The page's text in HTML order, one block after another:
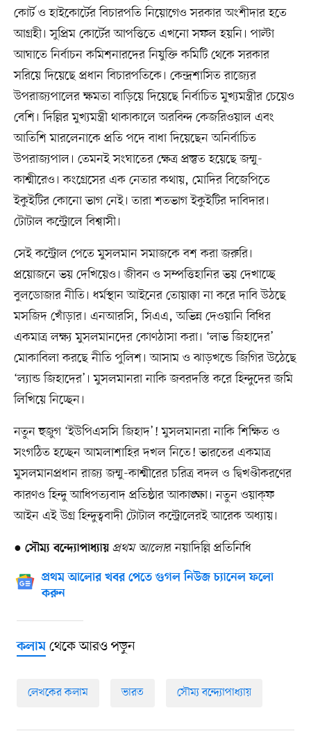
কোর্ট ও হাইকোর্টের বিচারপতি নিয়োগেও সরকার অংশীদার হতে
আগ্রহী। সুপ্রিম কোর্টের আপত্তিতে এখনো সফল হয়নি। পাল্টা
আঘাতে নির্বাচন কমিশনারদের নিযুক্তি কমিটি থেকে সরকার
সরিয়ে দিয়েছে প্রধান বিচারপতিকে। কেন্দ্রশাসিত রাজ্যের
উপরাজ্যপালের ক্ষমতা বাড়িয়ে দিয়েছে নির্বাচিত মুখ্যমন্ত্রীর চেয়েও
বেশি। দিল্লির মুখ্যমন্ত্রী থাকাকালে অরবিন্দ কেজরিওয়াল এবং
আতিশি মারলেনাকে প্রতি পদে বাধা দিয়েছেন অনির্বাচিত
উপরাজ্যপাল। তেমনই সংঘাতের ক্ষেত্র প্রস্তুত হয়েছে জম্মু-
কাশ্মীরেও। কংগ্রেসের এক নেতার কথায়, মোদির বিজেপিতে
ইকুইটির কোনো ভাগ নেই। তারা শতভাগ ইকুইটির দাবিদার।
টোটাল কন্ট্রোলে বিশ্বাসী।
সেই কন্ট্রোল পেতে মুসলমান সমাজকে বশ করা জরুরি।
প্রয়োজনে ভয় দেখিয়েও। জীবন ও সম্পত্তিহানির ভয় দেখাচ্ছে
বুলডোজার নীতি। ধর্মস্থান আইনের তোয়াক্কা না করে দাবি উঠছে
মসজিদ খোঁড়ার। এনআরসি, সিএএ, অভিন্ন দেওয়ানি বিধির
একমাত্র লক্ষ্য মুসলমানদের কোণঠাসা করা। ‘লাভ জিহাদের’
মোকাবিলা করছে নীতি পুলিশ। আসাম ও ঝাড়খন্ডে জিগির উঠেছে
‘ল্যান্ড জিহাদের’। মুসলমানরা নাকি জবরদস্তি করে হিন্দুদের জমি
লিখিয়ে নিচ্ছেন।
নতুন হুজুগ ‘ইউপিএসসি জিহাদ’! মুসলমানরা নাকি শিক্ষিত ও
সংগঠিত হচ্ছেন আমলাশাহির দখল নিতে! ভারতের একমাত্র
মুসলমানপ্রধান রাজ্য জম্মু-কাশ্মীরের চরিত্র বদল ও দ্বিখণ্ডীকরণের
কারণও হিন্দু আধিপত্যবাদ প্রতিষ্ঠার আকাঙ্ক্ষা। নতুন ওয়াক্‌ফ
আইন এই উগ্র হিন্দুত্ববাদী টোটাল কন্ট্রোলেরই আরেক অধ্যায়।
● সৌম্য বন্দ্যোপাধ্যায় প্রথম আলোর নয়াদিল্লি প্রতিনিধি
প্রথম আলোর খবর পেতে গুগল নিউজ চ্যানেল ফলো
করুন
কলামথেকে আরও পড়ুন
লেখকের কলাম ভারত সৌম্য বন্দ্যোপাধ্যায়